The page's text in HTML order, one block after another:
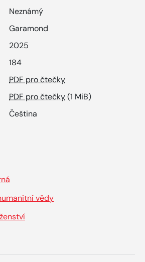
Neznámý
Garamond
2025
184
PDF pro čtečky
PDF pro čtečky(1 MiB)
Čeština
vědy